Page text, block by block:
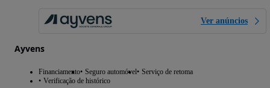
Ver anúncios
Ayvens
Financiamento Seguro automóvel
Serviço de retoma
Verificação de histórico